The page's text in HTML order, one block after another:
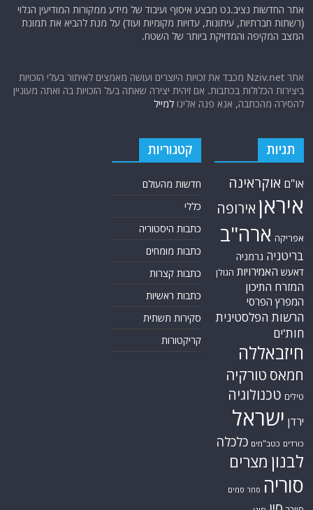
אתר החדשות נציב.נט מבצע איסוף ועיבוד של מידע ממקורות המודיעין הגלוי
(רשתות חברתיות, עיתונות, עדויות מקומיות ועוד) על מנת להביא את תמונת
המצב המקיפה והמדויקת ביותר של השטח.
אתר Nziv.net מכבד את זכויות היוצרים ועושה מאמצים לאיתור בעלי הזכויות
ביצירות הכלולות בכתבות. אם זיהית יצירה שאתה בעל הזכויות בה ואתה מעוניין
להסירה מהכתבה, אנא פנה אלינולמייל
תגיות
או"ם אוקראינה
איראן אירופה
אפריקה ארה"ב
בריטניה גרמניה
דאעש האמירויות הגולן
המזרח התיכון
המפרץ הפרסי
הרשות הפלסטינית
חות'ים
חיזבאללה
חמאס טורקיה
טילים טכנולוגיה
ירדן ישראל
כורדים כטב"מים כלכלה
לבנון מצרים
סוריה סחר סמים
קטגוריות
חדשות מהעולם
כללי
כתבות היסטוריה
כתבות מומחים
כתבות קצרות
כתבות ראשיות
סקירות תשתית
קריקטורות